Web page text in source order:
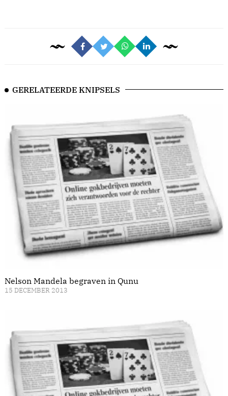
GERELATEERDE KNIPSELS
Nelson Mandela begraven in Qunu
15 DECEMBER 2013